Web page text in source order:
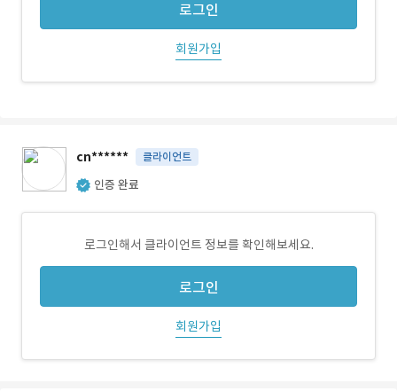
로그인
회원가입
cn****** 클라이언트
인증 완료
로그인해서 클라이언트 정보를 확인해보세요.
로그인
회원가입